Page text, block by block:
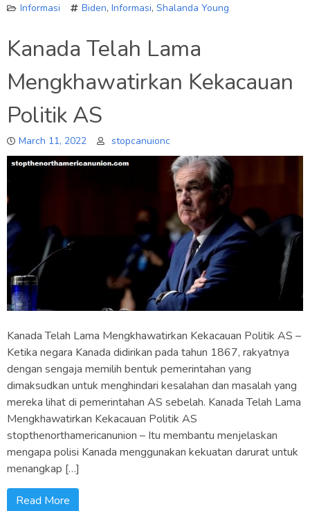
Informasi Biden, Informasi, Shalanda Young
Kanada Telah Lama
Mengkhawatirkan Kekacauan
Politik AS
March 11, 2022 stopcanuionc
Kanada Telah Lama Mengkhawatirkan Kekacauan Politik AS –
Ketika negara Kanada didirikan pada tahun 1867, rakyatnya
dengan sengaja memilih bentuk pemerintahan yang
dimaksudkan untuk menghindari kesalahan dan masalah yang
mereka lihat di pemerintahan AS sebelah. Kanada Telah Lama
Mengkhawatirkan Kekacauan Politik AS
stopthenorthamericanunion – Itu membantu menjelaskan
mengapa polisi Kanada menggunakan kekuatan darurat untuk
menangkap […]
Read More